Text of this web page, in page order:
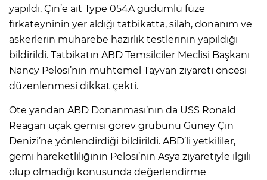
yapıldı. Çin’e ait Type 054A güdümlü füze
fırkateyninin yer aldığı tatbikatta, silah, donanım ve
askerlerin muharebe hazırlık testlerinin yapıldığı
bildirildi. Tatbikatın ABD Temsilciler Meclisi Başkanı
Nancy Pelosi’nin muhtemel Tayvan ziyareti öncesi
düzenlenmesi dikkat çekti.
Öte yandan ABD Donanması’nın da USS Ronald
Reagan uçak gemisi görev grubunu Güney Çin
Denizi’ne yönlendirdiği bildirildi. ABD’li yetkililer,
gemi hareketliliğinin Pelosi’nin Asya ziyaretiyle ilgili
olup olmadığı konusunda değerlendirme